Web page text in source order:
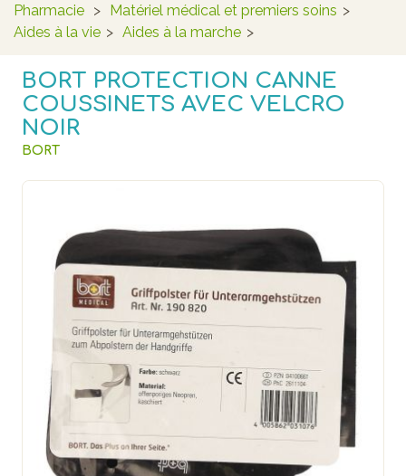
Pharmacie > Matériel médical et premiers soins >
Aides à la vie > Aides à la marche >
BORT PROTECTION CANNE
COUSSINETS AVEC VELCRO
NOIR
BORT